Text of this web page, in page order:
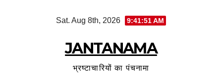
Sat. Aug 8th, 2026 9:41:52 AM
JANTANAMA
भ्रष्टाचारियों का पंचनामा